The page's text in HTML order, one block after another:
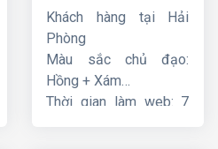
dịch vụ hàng hải
Sen
Khách hàng tại Hải
Phòng
Màu sắc chủ đạo:
Hồng + Xám
Thời gian làm web: 7